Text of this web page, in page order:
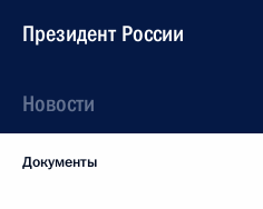
Президент России
Новости
Документы